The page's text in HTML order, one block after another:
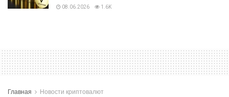
08.06.2026 1.6K
Главная Новости криптовалют